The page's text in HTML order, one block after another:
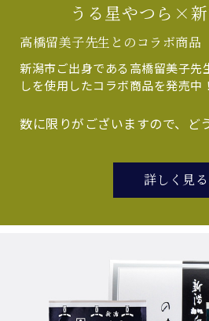
うる星やつら×
高橋留美子先生とのコラボ商品
新潟市ご出身である高橋留美子先
しを使用したコラボ商品を発売中！
数に限りがございますので、ど
詳しく見る